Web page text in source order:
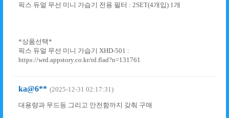
픽스 듀얼 무선 미니 가습기 전용 필터 : 2SET(4개입) 1개
*상품선택*
픽스 듀얼 무선 미니 가습기 XHD-501 :
https://wrd.appstory.co.kr/rd.flad?n=131761
ka@6** (2025-12-31 02:17:31)
대용량과 무드등 그리고 안전함까지 갖춰 구매